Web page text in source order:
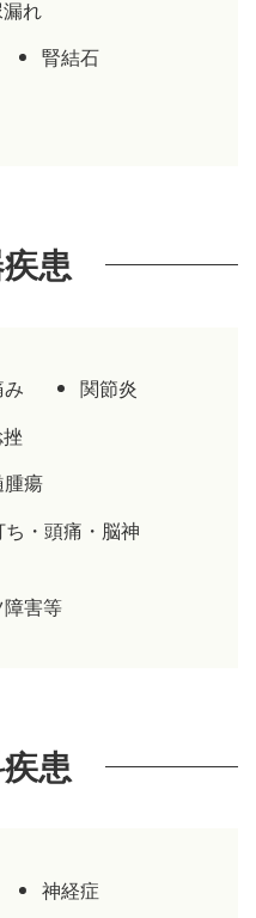
漏れ
腎結石
患
関節炎
腫瘍
・頭痛・脳神
害等
患
神経症